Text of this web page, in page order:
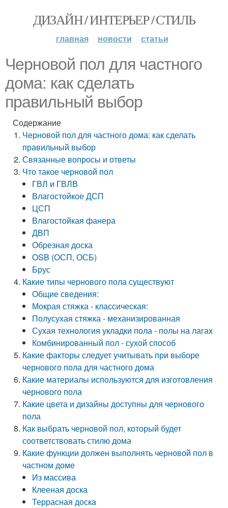
ДИЗАЙН / ИНТЕРЬЕР / СТИЛЬ
главная новости статьи
Черновой пол для частного
дома: как сделать
правильный выбор
Содержание
Черновой пол для частного дома: как сделать
правильный выбор
Связанные вопросы и ответы
Что такое черновой пол
ГВЛ и ГВЛВ
Влагостойкое ДСП
ЦСП
Влагостойкая фанера
ДВП
Обрезная доска
OSB (ОСП, ОСБ)
Брус
Какие типы чернового пола существуют
Общие сведения:
Мокрая стяжка - классическая:
Полусухая стяжка - механизированная
Сухая технология укладки пола - полы на лагах
Комбинированный пол - сухой способ
Какие факторы следует учитывать при выборе
чернового пола для частного дома
Какие материалы используются для изготовления
чернового пола
Какие цвета и дизайны доступны для чернового
пола
Как выбрать черновой пол, который будет
соответствовать стилю дома
Какие функции должен выполнять черновой пол в
частном доме
Из массива
Клееная доска
Террасная доска